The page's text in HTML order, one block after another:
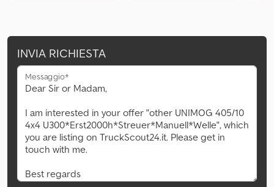
INVIA RICHIESTA
Messaggio*